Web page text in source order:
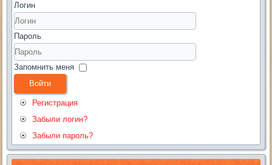
Логин
Пароль
Запомнить меня
Войти
Регистрация
Забыли логин?
Забыли пароль?